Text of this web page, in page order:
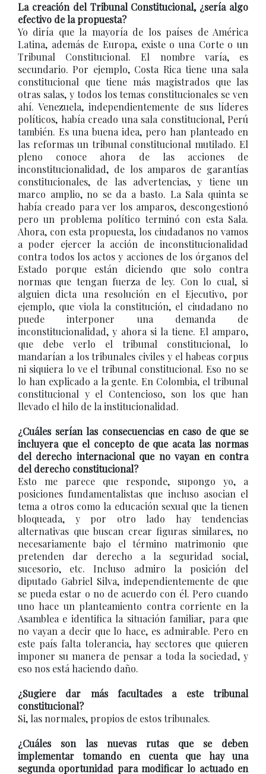
La creación del Tribunal Constitucional, ¿sería algo
efectivo de la propuesta?
Yo diría que la mayoría de los países de América
Latina, además de Europa, existe o una Corte o un
Tribunal Constitucional. El nombre varía, es
secundario. Por ejemplo, Costa Rica tiene una sala
constitucional que tiene más magistrados que las
otras salas, y todos los temas constitucionales se ven
ahí. Venezuela, independientemente de sus líderes
políticos, había creado una sala constitucional, Perú
también. Es una buena idea, pero han planteado en
las reformas un tribunal constitucional mutilado. El
pleno conoce ahora de las acciones de
inconstitucionalidad, de los amparos de garantías
constitucionales, de las advertencias, y tiene un
marco amplio, no se da a basto. La Sala quinta se
había creado para ver los amparos, descongestionó
pero un problema político terminó con esta Sala.
Ahora, con esta propuesta, los ciudadanos no vamos
a poder ejercer la acción de inconstitucionalidad
contra todos los actos y acciones de los órganos del
Estado porque están diciendo que solo contra
normas que tengan fuerza de ley. Con lo cual, si
alguien dicta una resolución en el Ejecutivo, por
ejemplo, que viola la constitución, el ciudadano no
puede interponer una demanda de
inconstitucionalidad, y ahora si la tiene. El amparo,
que debe verlo el tribunal constitucional, lo
mandarían a los tribunales civiles y el habeas corpus
ni siquiera lo ve el tribunal constitucional. Eso no se
lo han explicado a la gente. En Colombia, el tribunal
constitucional y el Contencioso, son los que han
llevado el hilo de la institucionalidad.
¿Cuáles serían las consecuencias en caso de que se
incluyera que el concepto de que acata las normas
del derecho internacional que no vayan en contra
del derecho constitucional?
Esto me parece que responde, supongo yo, a
posiciones fundamentalistas que incluso asocian el
tema a otros como la educación sexual que la tienen
bloqueada, y por otro lado hay tendencias
alternativas que buscan crear figuras similares, no
necesariamente bajo el término matrimonio que
pretenden dar derecho a la seguridad social,
sucesorio, etc. Incluso admiro la posición del
diputado Gabriel Silva, independientemente de que
se pueda estar o no de acuerdo con él. Pero cuando
uno hace un planteamiento contra corriente en la
Asamblea e identifica la situación familiar, para que
no vayan a decir que lo hace, es admirable. Pero en
este país falta tolerancia, hay sectores que quieren
imponer su manera de pensar a toda la sociedad, y
eso nos está haciendo daño.
¿Sugiere dar más facultades a este tribunal
constitucional?
Si, las normales, propios de estos tribunales.
¿Cuáles son las nuevas rutas que se deben
implementar tomando en cuenta que hay una
segunda oportunidad para modificar lo actuado en